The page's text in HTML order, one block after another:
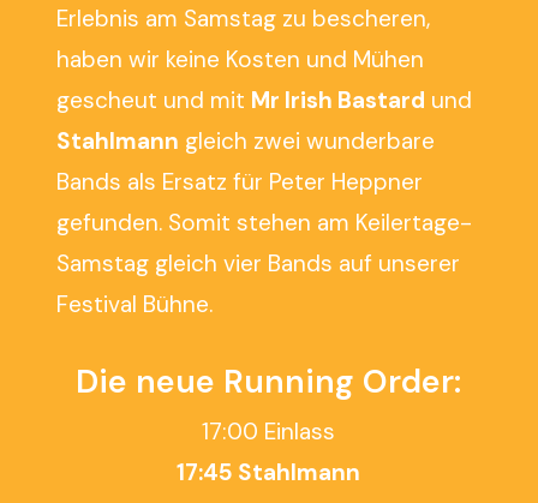
Erlebnis am Samstag zu bescheren,
haben wir keine Kosten und Mühen
gescheut und mit Mr Irish Bastard und
Stahlmann gleich zwei wunderbare
Bands als Ersatz für Peter Heppner
gefunden. Somit stehen am Keilertage-
Samstag gleich vier Bands auf unserer
Festival Bühne.
Die neue Running Order:
17:00 Einlass
17:45 Stahlmann